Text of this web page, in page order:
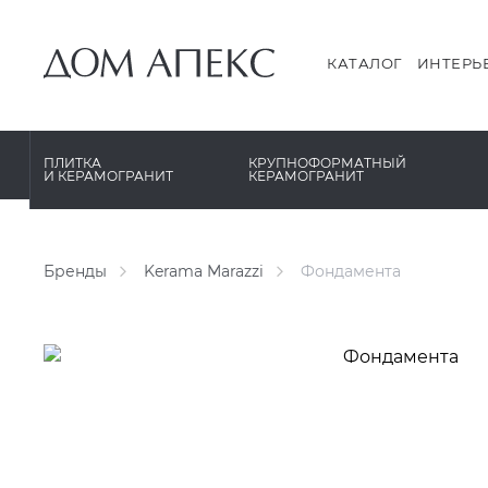
КАТАЛОГ
ПЛИТКА
И КЕРАМОГРАНИТ
PORCELANOSA
УРАЛЬСКИЙ ГРАНИТ
КРУПНОФОРМАТНЫЙ
КЕРАМОГРАНИТ
XXL Pamesa
Бренды Kerama Marazzi Фондамента